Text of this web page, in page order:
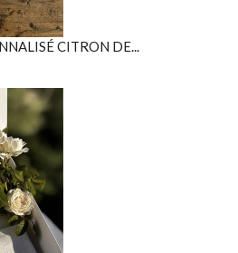
CITRON DE...